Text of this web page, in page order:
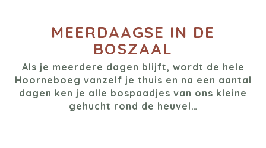
MEERDAAGSE IN DE
BOSZAAL
Als je meerdere dagen blijft, wordt de hele
Hoorneboeg vanzelf je thuis en na een aantal
dagen ken je alle bospaadjes van ons kleine
gehucht rond de heuvel…